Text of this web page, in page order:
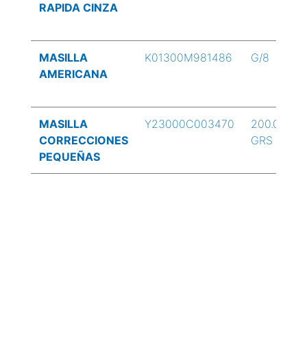
RAPIDA CINZA
MASILLA
AMERICANA
K01300M981486 G/8
MASILLA
CORRECCIONES
PEQUEÑAS
Y23000C003470
200.00
GRS